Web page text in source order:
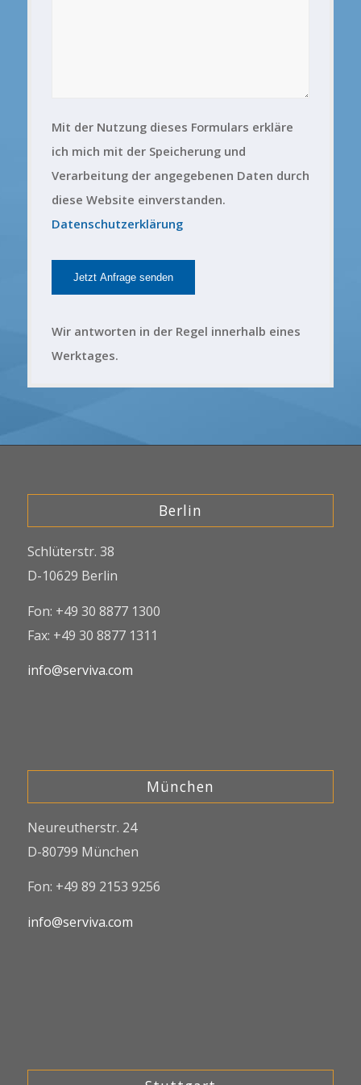
Mit der Nutzung dieses Formulars erkläre
ich mich mit der Speicherung und
Verarbeitung der angegebenen Daten durch
diese Website einverstanden.
Datenschutzerklärung
Wir antworten in der Regel innerhalb eines
Werktages.
Berlin
Schlüterstr. 38
D-10629 Berlin
Fon: +49 30 8877 1300
Fax: +49 30 8877 1311
info@serviva.com
München
Neureutherstr. 24
D-80799 München
Fon: +49 89 2153 9256
info@serviva.com